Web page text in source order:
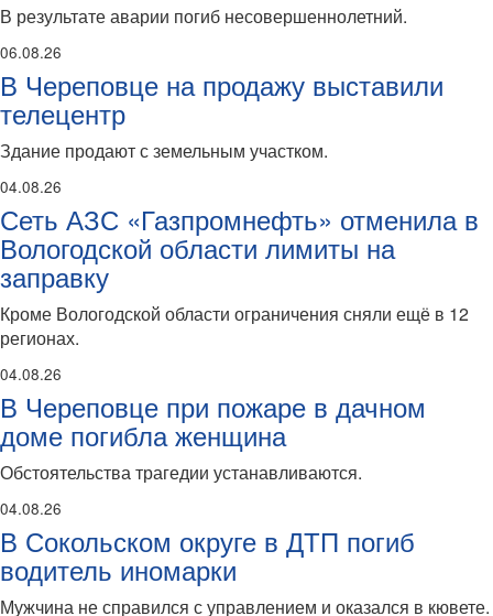
В результате аварии погиб несовершеннолетний.
06.08.26
В Череповце на продажу выставили
телецентр
Здание продают с земельным участком.
04.08.26
Сеть АЗС «Газпромнефть» отменила в
Вологодской области лимиты на
заправку
Кроме Вологодской области ограничения сняли ещё в 12
регионах.
04.08.26
В Череповце при пожаре в дачном
доме погибла женщина
Обстоятельства трагедии устанавливаются.
04.08.26
В Сокольском округе в ДТП погиб
водитель иномарки
Мужчина не справился с управлением и оказался в кювете.